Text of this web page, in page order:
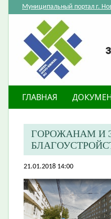
Муниципальный портал г.
ГЛАВНАЯ
ГОРОЖАНАМ И
21.01.2018 14:00